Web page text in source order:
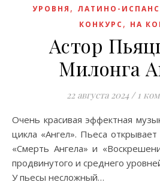
УРОВНЯ , ЛАТИНО-
КОНКУРС , НА
Астор
Милонга
22 августа 2024 / 1
Очень красивая эффектная музыка для фортепиано из
цикла «Ангел». Пьеса
«Смерть Ангела» и
продвинутого и среднего
У пьесы несложный…